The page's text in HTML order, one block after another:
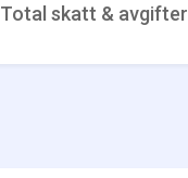
Total skatt & avgifter